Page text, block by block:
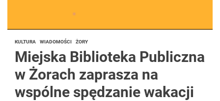
KULTURA WIADOMOŚCI ŻORY
Miejska Biblioteka Publiczna
w Żorach zaprasza na
wspólne spędzanie wakacji